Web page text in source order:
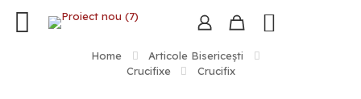
Home
Articole Bisericești
Crucifixe
Crucifix